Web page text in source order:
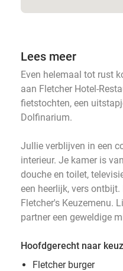
Lees meer
Even helemaal tot rust
aan Fletcher Hotel-
fietstochten, een
Dolfinarium.
Jullie verblijven in een
interieur. Je kamer is
douche en toilet,
een heerlijk, vers
Fletcher's Keuzemenu.
partner een geweldige
Hoofdgerecht naar
Fletcher burger